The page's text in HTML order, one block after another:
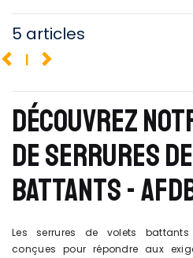
5 articles
1
DÉCOUVREZ
DE SERRURES
BATTANTS -
Les serrures de volets
conçues pour répondre aux